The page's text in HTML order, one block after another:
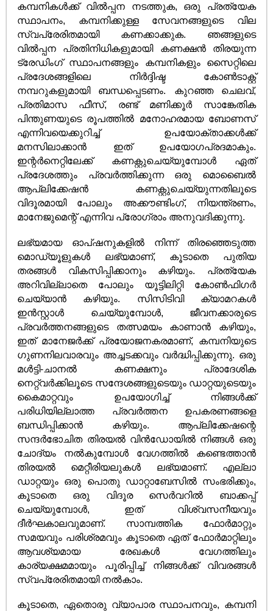
കമ്പനികൾക്ക് വിൽപ്പന നടത്തുക, ഒരു പ്രത്യേക
സ്ഥാപനം, കമ്പനിക്കുള്ള സേവനങ്ങളുടെ വില
സ്വപ്രേരിതമായി കണക്കാക്കുക. ഞങ്ങളുടെ
വിൽപ്പന പ്രതിനിധികളുമായി കണക്ഷൻ തിരയുന്ന
ട്രേഡിംഗ് സ്ഥാപനങ്ങളും കമ്പനികളും സൈറ്റിലെ
പ്രദേശങ്ങളിലെ നിർദ്ദിഷ്ട കോൺടാക്റ്റ്
നമ്പറുകളുമായി ബന്ധപ്പെടണം. കുറഞ്ഞ ചെലവ്,
പ്രതിമാസ ഫീസ്, രണ്ട് മണിക്കൂർ സാങ്കേതിക
പിന്തുണയുടെ രൂപത്തിൽ മനോഹരമായ ബോണസ്
എന്നിവയെക്കുറിച്ച് ഉപയോക്താക്കൾക്ക്
മനസിലാക്കാൻ ഇത് ഉപയോഗപ്രദമാകും.
ഇന്റർനെറ്റിലേക്ക് കണക്റ്റുചെയ്യുമ്പോൾ ഏത്
പ്രദേശത്തും പ്രവർത്തിക്കുന്ന ഒരു മൊബൈൽ
ആപ്ലിക്കേഷൻ കണക്റ്റുചെയ്യുന്നതിലൂടെ
വിദൂരമായി പോലും അക്കൗണ്ടിംഗ്, നിയന്ത്രണം,
മാനേജുമെന്റ് എന്നിവ പ്രോഗ്രാം അനുവദിക്കുന്നു.
ലഭ്യമായ ഓപ്ഷനുകളിൽ നിന്ന് തിരഞ്ഞെടുത്ത
മൊഡ്യൂളുകൾ ലഭ്യമാണ്, കൂടാതെ പുതിയ
തരങ്ങൾ വികസിപ്പിക്കാനും കഴിയും. പ്രത്യേക
അറിവില്ലാതെ പോലും യൂട്ടിലിറ്റി കോൺഫിഗർ
ചെയ്യാൻ കഴിയും. സിസിടിവി ക്യാമറകൾ
ഇൻസ്റ്റാൾ ചെയ്യുമ്പോൾ, ജീവനക്കാരുടെ
പ്രവർത്തനങ്ങളുടെ തത്സമയം കാണാൻ കഴിയും,
ഇത് മാനേജർക്ക് പ്രയോജനകരമാണ്, കമ്പനിയുടെ
ഗുണനിലവാരവും അച്ചടക്കവും വർദ്ധിപ്പിക്കുന്നു. ഒരു
മൾട്ടി-ചാനൽ കണക്ഷനും പ്രാദേശിക
നെറ്റ്‌വർക്കിലൂടെ സന്ദേശങ്ങളുടെയും ഡാറ്റയുടെയും
കൈമാറ്റവും ഉപയോഗിച്ച് നിങ്ങൾക്ക്
പരിധിയില്ലാത്ത പ്രവർത്തന ഉപകരണങ്ങളെ
ബന്ധിപ്പിക്കാൻ കഴിയും. ആപ്ലിക്കേഷന്റെ
സന്ദർഭോചിത തിരയൽ വിൻഡോയിൽ നിങ്ങൾ ഒരു
ചോദ്യം നൽകുമ്പോൾ വേഗത്തിൽ കണ്ടെത്താൻ
തിരയൽ മെറ്റീരിയലുകൾ ലഭ്യമാണ്. എല്ലാ
ഡാറ്റയും ഒരു പൊതു ഡാറ്റാബേസിൽ സംഭരിക്കും,
കൂടാതെ ഒരു വിദൂര സെർവറിൽ ബാക്കപ്പ്
ചെയ്യുമ്പോൾ, ഇത് വിശ്വസനീയവും
ദീർഘകാലവുമാണ്. സാമ്പത്തിക ഫോർമാറ്റും
സമയവും പരിശ്രമവും കൂടാതെ ഏത് ഫോർമാറ്റിലും
ആവശ്യമായ രേഖകൾ വേഗത്തിലും
കാര്യക്ഷമമായും പൂരിപ്പിച്ച് നിങ്ങൾക്ക് വിവരങ്ങൾ
സ്വപ്രേരിതമായി നൽകാം.
കൂടാതെ, ഏതൊരു വ്യാപാര സ്ഥാപനവും, കമ്പനി